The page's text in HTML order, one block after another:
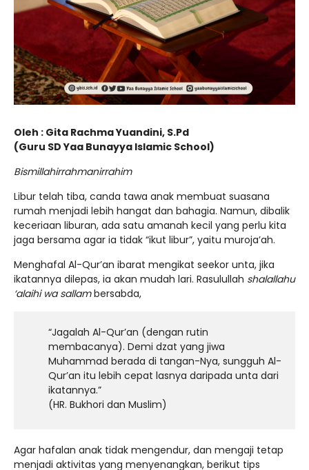
Oleh : Gita Rachma Yuandini, S.Pd
(Guru SD Yaa Bunayya Islamic School)
Bismillahirrahmanirrahim
Libur telah tiba, canda tawa anak membuat suasana
rumah menjadi lebih hangat dan bahagia. Namun, dibalik
keceriaan liburan, ada satu amanah kecil yang perlu kita
jaga bersama agar ia tidak “ikut libur”, yaitu muroja’ah.
Menghafal Al-Qur’an ibarat mengikat seekor unta, jika
ikatannya dilepas, ia akan mudah lari. Rasulullah shalallahu
‘alaihi wa sallambersabda,
“Jagalah Al-Qur’an (dengan rutin
membacanya). Demi dzat yang jiwa
Muhammad berada di tangan-Nya, sungguh Al-
Qur’an itu lebih cepat lasnya daripada unta dari
ikatannya.”
(HR. Bukhori dan Muslim)
Agar hafalan anak tidak mengendur, dan mengaji tetap
menjadi aktivitas yang menyenangkan, berikut tips